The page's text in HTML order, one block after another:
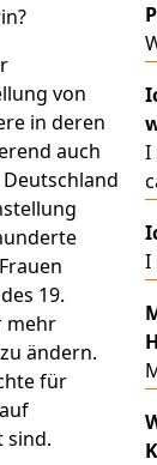
von
in deren
auch
19.
mehr
ändern.
für
sind.
I
I